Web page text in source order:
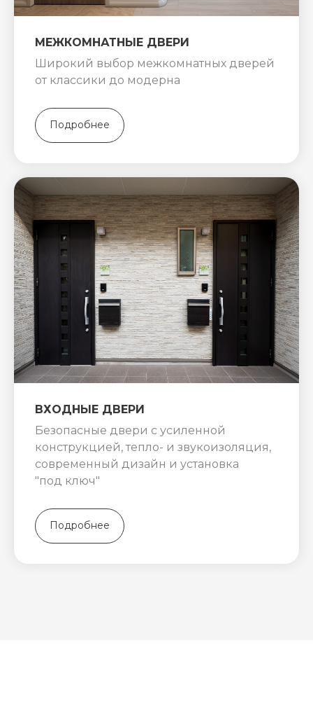
МЕЖКОМНАТНЫЕ ДВЕРИ
Широкий выбор межкомнатных дверей
от классики до модерна
Подробнее
ВХОДНЫЕ ДВЕРИ
Безопасные двери с усиленной
конструкцией, тепло- и звукоизоляция,
современный дизайн и установка
"под ключ"
Подробнее